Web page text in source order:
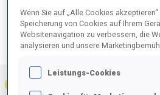
Wenn Sie auf „Alle Cookies
Speicherung von Cookies auf Ihrem
Websitenavigation zu verbessern, die
analysieren und unsere
Leistungs-Cookies